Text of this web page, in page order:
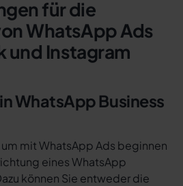
für die
WhatsApp Ads
und Instagram
WhatsApp Business
mit WhatsApp Ads beginnen
eines WhatsApp
können Sie entweder die